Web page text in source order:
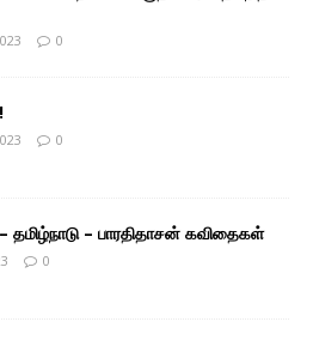
0
0
தமிழ்நாடு – பாரதிதாசன் கவிதைகள்
0